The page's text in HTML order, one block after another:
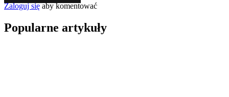
Zaloguj sięaby komentować
Popularne artykuły